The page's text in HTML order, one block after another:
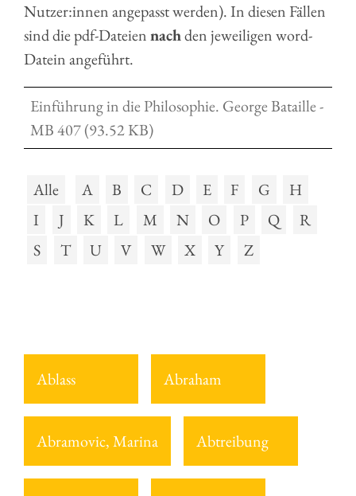
Nutzer:innen angepasst werden). In diesen Fällen
sind die pdf-Dateiennachden jeweiligen word-
Datein angeführt.
Einführung in die Philosophie. George Bataille -
MB 407 (93.52 KB)
Alle A B C D E F G
H
I
J K L M N O P Q
R
S
T U V W X Y Z
Ablass Abraham
Abramovic, Marina Abtreibung